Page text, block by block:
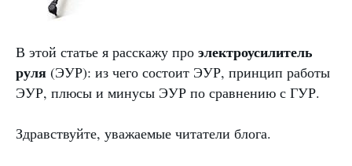
В этой статье я расскажу про электроусилитель
руля (ЭУР): из чего состоит ЭУР, принцип работы
ЭУР, плюсы и минусы ЭУР по сравнению с ГУР.
Здравствуйте, уважаемые читатели блога.